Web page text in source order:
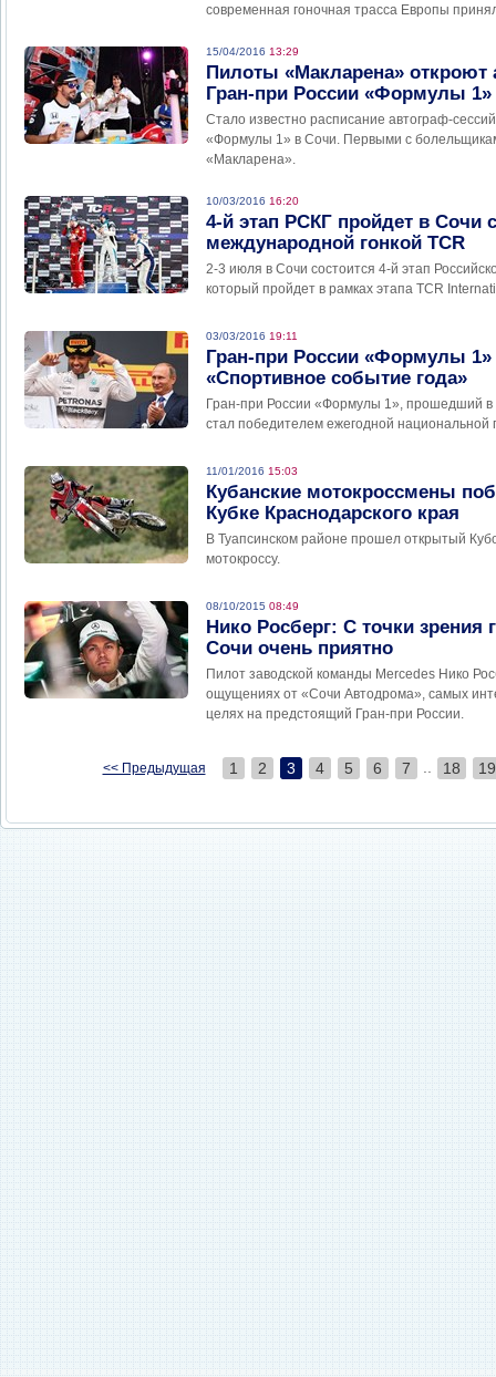
современная гоночная трасса Европы
15/04/2016 13:29
Пилоты «Макларена» откроют
Гран-при России «Формулы
Стало известно расписание автограф-
«Формулы 1» в Сочи. Первыми с
«Макларена».
10/03/2016 16:20
4-й этап РСКГ пройдет в Сочи
международной гонкой TCR
2-3 июля в Сочи состоится 4-й этап
который пройдет в рамках этапа TCR
03/03/2016 19:11
Гран-при России «Формулы
«Спортивное событие года»
Гран-при России «Формулы 1», прошедший в
стал победителем ежегодной
11/01/2016 15:03
Кубанские мотокроссмены
Кубке Краснодарского края
В Туапсинском районе прошел открытый
мотокроссу.
08/10/2015 08:49
Нико Росберг: С точки зрения
Сочи очень приятно
Пилот заводской команды Mercedes Нико
ощущениях от «Сочи Автодрома», самых
целях на предстоящий Гран-при России.
<< Предыдущая 1 2 3 4 5 6 7 18 19